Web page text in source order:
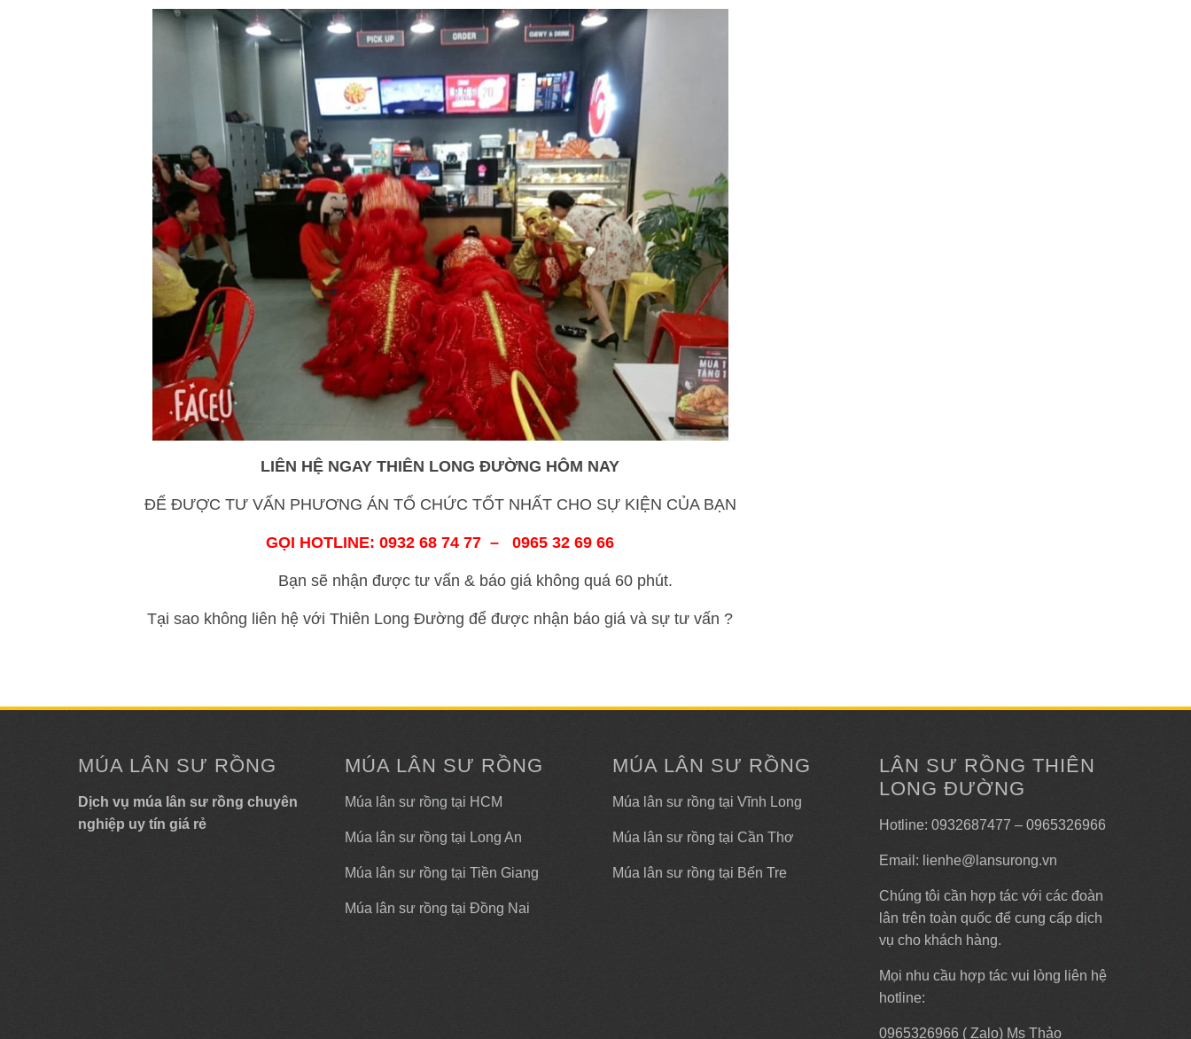
LIÊN HỆ NGAY THIÊN LONG ĐƯỜNG HÔM NAY
ĐỂ ĐƯỢC TƯ VẤN PHƯƠNG ÁN TỔ CHỨC TỐT NHẤT CHO SỰ KIỆN CỦA BẠN
GỌI HOTLINE: 0932 68 74 77 – 0965 32 69 66
Bạn sẽ nhận được tư vấn & báo giá không quá 60 phút.
Tại sao không liên hệ với Thiên Long Đường để được nhận báo giá và sự tư vấn ?
MÚA LÂN SƯ RỒNG
Dịch vụ múa lân sư rồng chuyên
nghiệp uy tín giá rẻ
MÚA LÂN SƯ RỒNG
Múa lân sư rồng tại HCM
Múa lân sư rồng tại Long An
Múa lân sư rồng tại Tiền Giang
Múa lân sư rồng tại Đồng Nai
MÚA LÂN SƯ RỒNG
Múa lân sư rồng tại Vĩnh Long
Múa lân sư rồng tại Cần Thơ
Múa lân sư rồng tại Bến Tre
LÂN SƯ RỒNG THIÊN
LONG ĐƯỜNG
Hotline: 0932687477 – 0965326966
Email: lienhe@lansurong.vn
Chúng tôi cần hợp tác với các đoàn
lân trên toàn quốc để cung cấp dịch
vụ cho khách hàng.
Mọi nhu cầu hợp tác vui lòng liên hệ
hotline:
0965326966 ( Zalo) Ms Thảo